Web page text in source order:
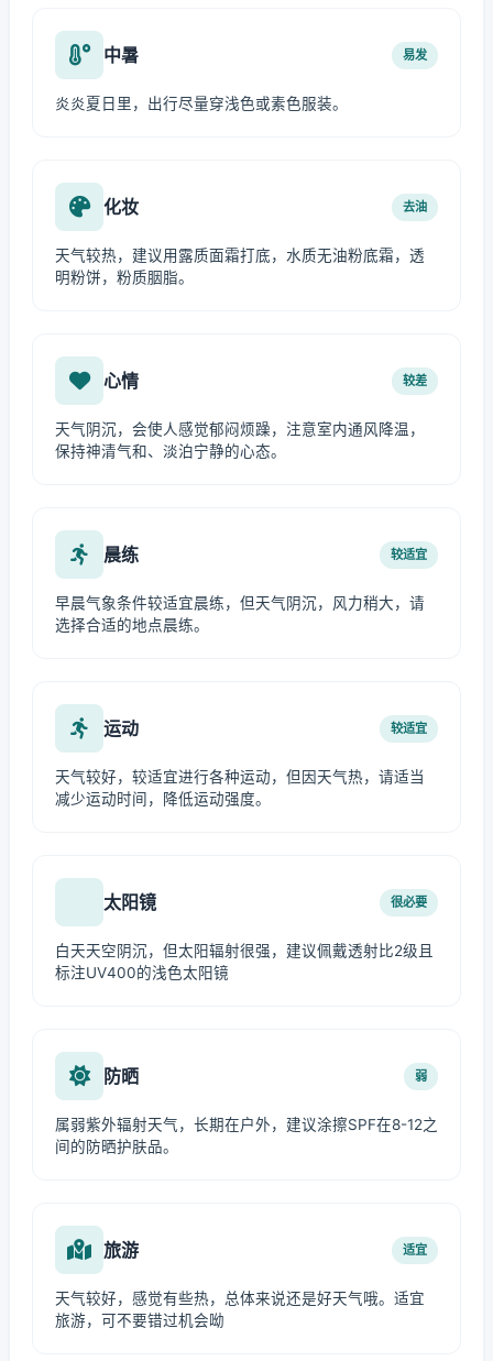
中暑 易发
炎炎夏日里，出行尽量穿浅色或素色服装。
化妆 去油
天气较热，建议用露质面霜打底，水质无油粉底霜，透
明粉饼，粉质胭脂。
心情 较差
天气阴沉，会使人感觉郁闷烦躁，注意室内通风降温，
保持神清气和、淡泊宁静的心态。
晨练 较适宜
早晨气象条件较适宜晨练，但天气阴沉，风力稍大，请
选择合适的地点晨练。
运动 较适宜
天气较好，较适宜进行各种运动，但因天气热，请适当
减少运动时间，降低运动强度。
太阳镜 很必要
白天天空阴沉，但太阳辐射很强，建议佩戴透射比2级且
标注UV400的浅色太阳镜
防晒 弱
属弱紫外辐射天气，长期在户外，建议涂擦SPF在8-12之
间的防晒护肤品。
旅游 适宜
天气较好，感觉有些热，总体来说还是好天气哦。适宜
旅游，可不要错过机会呦